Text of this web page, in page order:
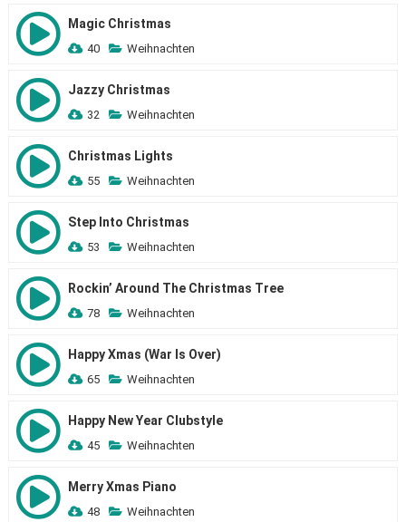
Magic Christmas
40 Weihnachten
Jazzy Christmas
32 Weihnachten
Christmas Lights
55 Weihnachten
Step Into Christmas
53 Weihnachten
Rockin’ Around The Christmas Tree
78 Weihnachten
Happy Xmas (War Is Over)
65 Weihnachten
Happy New Year Clubstyle
45 Weihnachten
Merry Xmas Piano
48 Weihnachten